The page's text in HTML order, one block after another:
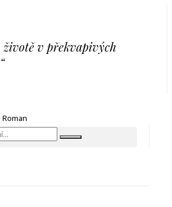
životě v překvapivých